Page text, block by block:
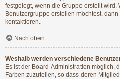
festgelegt, wenn die Gruppe erstellt wird.
Benutzergruppe erstellen möchtest,
kontaktieren.
Nach oben
Weshalb werden verschiedene
Es ist der Board-Administration möglich,
Farben zuzuteilen, so dass deren